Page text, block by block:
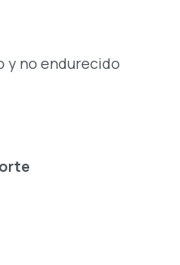
y no endurecido